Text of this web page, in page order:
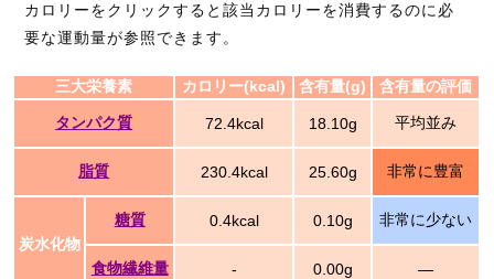
カロリーをクリックすると該当カロリーを消費するのに必
要な運動量が参照できます。
三大栄養素 カロリー(kcal) 含有量(g) 含有量の評価
タンパク質 72.4kcal 18.10g 平均並み
脂質 230.4kcal 25.60g 非常に豊富
炭水化物
糖質 0.4kcal 0.10g 非常に少ない
食物繊維量 - 0.00g ―